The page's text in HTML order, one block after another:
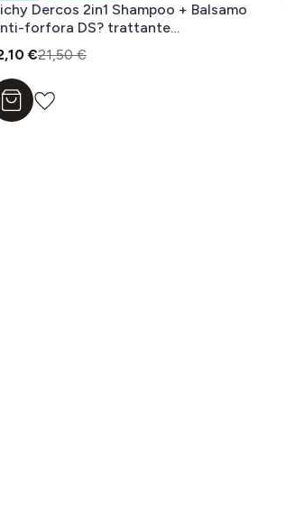
Dercos 2in1 Shampoo + Balsamo
forfora DS? trattante
200ml
€21,50 €
Aggiungi al carrello